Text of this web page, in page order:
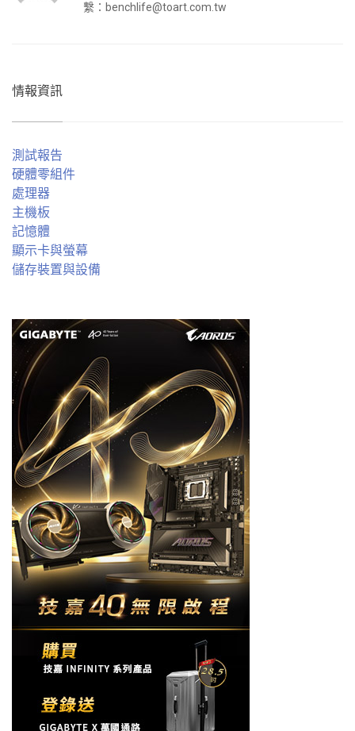
繫： benchlife@toart.com.tw
情報資訊
測試報告
硬體零組件
處理器
主機板
記憶體
顯示卡與螢幕
儲存裝置與設備